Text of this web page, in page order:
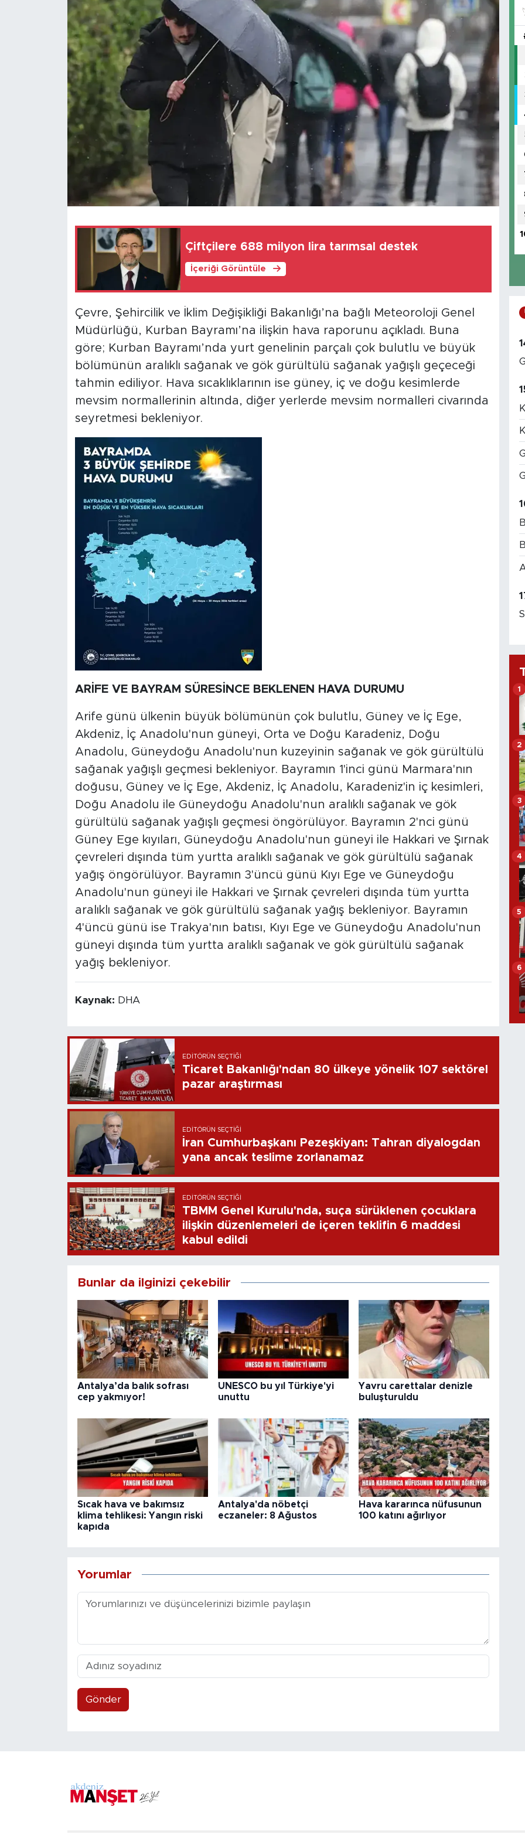
Çiftçilere 688 milyon lira tarımsal destek
İçeriği Görüntüle
Çevre, Şehircilik ve İklim Değişikliği Bakanlığı’na bağlı Meteoroloji Genel
Müdürlüğü, Kurban Bayramı’na ilişkin hava raporunu açıkladı. Buna
göre; Kurban Bayramı’nda yurt genelinin parçalı çok bulutlu ve büyük
bölümünün aralıklı sağanak ve gök gürültülü sağanak yağışlı geçeceği
tahmin ediliyor. Hava sıcaklıklarının ise güney, iç ve doğu kesimlerde
mevsim normallerinin altında, diğer yerlerde mevsim normalleri civarında
seyretmesi bekleniyor.
ARİFE VE BAYRAM SÜRESİNCE BEKLENEN HAVA DURUMU
Arife günü ülkenin büyük bölümünün çok bulutlu, Güney ve İç Ege,
Akdeniz, İç Anadolu'nun güneyi, Orta ve Doğu Karadeniz, Doğu
Anadolu, Güneydoğu Anadolu'nun kuzeyinin sağanak ve gök gürültülü
sağanak yağışlı geçmesi bekleniyor. Bayramın 1'inci günü Marmara'nın
doğusu, Güney ve İç Ege, Akdeniz, İç Anadolu, Karadeniz'in iç kesimleri,
Doğu Anadolu ile Güneydoğu Anadolu'nun aralıklı sağanak ve gök
gürültülü sağanak yağışlı geçmesi öngörülüyor. Bayramın 2'nci günü
Güney Ege kıyıları, Güneydoğu Anadolu'nun güneyi ile Hakkari ve Şırnak
çevreleri dışında tüm yurtta aralıklı sağanak ve gök gürültülü sağanak
yağış öngörülüyor. Bayramın 3'üncü günü Kıyı Ege ve Güneydoğu
Anadolu'nun güneyi ile Hakkari ve Şırnak çevreleri dışında tüm yurtta
aralıklı sağanak ve gök gürültülü sağanak yağış bekleniyor. Bayramın
4'üncü günü ise Trakya'nın batısı, Kıyı Ege ve Güneydoğu Anadolu'nun
güneyi dışında tüm yurtta aralıklı sağanak ve gök gürültülü sağanak
yağış bekleniyor.
Kaynak: DHA
EDITÖRÜN SEÇTIĞI
Ticaret Bakanlığı'ndan 80 ülkeye yönelik 107 sektörel
pazar araştırması
EDITÖRÜN SEÇTIĞI
İran Cumhurbaşkanı Pezeşkiyan: Tahran diyalogdan
yana ancak teslime zorlanamaz
EDITÖRÜN SEÇTIĞI
TBMM Genel Kurulu'nda, suça sürüklenen çocuklara
ilişkin düzenlemeleri de içeren teklifin 6 maddesi
kabul edildi
Bunlar da ilginizi çekebilir
Antalya’da balık sofrası
cep yakmıyor!
UNESCO bu yıl Türkiye'yi
unuttu
Yavru carettalar denizle
buluşturuldu
Sıcak hava ve bakımsız
klima tehlikesi: Yangın riski
kapıda
Antalya'da nöbetçi
eczaneler: 8 Ağustos
Hava kararınca nüfusunun
100 katını ağırlıyor
Yorumlar
Gönder
1
2
3
4
5
6
Magazin
Özel Haber
Politika
Resmi İlanlar